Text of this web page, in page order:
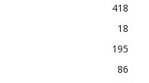
418
18
195
86